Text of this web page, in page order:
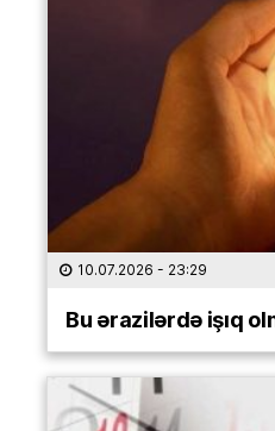
10.07.2026 - 23:29
Bu ərazilərdə işıq